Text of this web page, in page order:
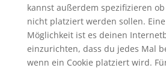
kannst außerdem spezifizieren ob
nicht platziert werden sollen.
Möglichkeit ist es deinen
einzurichten, dass du jedes Mal
wenn ein Cookie platziert wird.